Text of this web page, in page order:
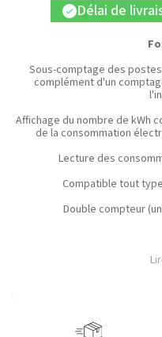
check Délai de
Sous-comptage des
complément d'un
Affichage du nombre de kWh
de la consommation
Lecture des
Compatible tout
Double compteur